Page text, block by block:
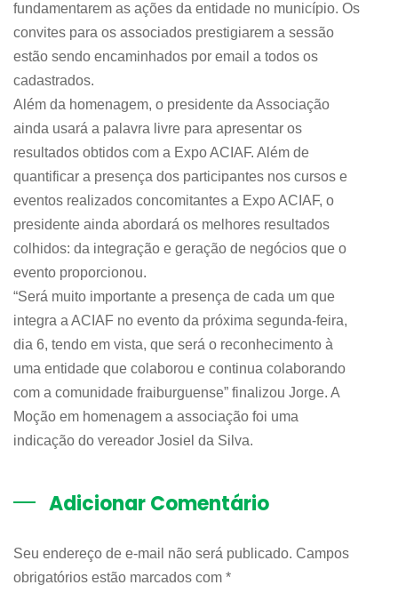
fundamentarem as ações da entidade no município. Os
convites para os associados prestigiarem a sessão
estão sendo encaminhados por email a todos os
cadastrados.
Além da homenagem, o presidente da Associação
ainda usará a palavra livre para apresentar os
resultados obtidos com a Expo ACIAF. Além de
quantificar a presença dos participantes nos cursos e
eventos realizados concomitantes a Expo ACIAF, o
presidente ainda abordará os melhores resultados
colhidos: da integração e geração de negócios que o
evento proporcionou.
“Será muito importante a presença de cada um que
integra a ACIAF no evento da próxima segunda-feira,
dia 6, tendo em vista, que será o reconhecimento à
uma entidade que colaborou e continua colaborando
com a comunidade fraiburguense” finalizou Jorge. A
Moção em homenagem a associação foi uma
indicação do vereador Josiel da Silva.
Adicionar Comentário
Seu endereço de e-mail não será publicado. Campos
obrigatórios estão marcados com *